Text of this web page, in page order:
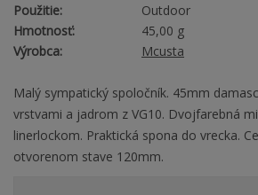
Použitie:
Outdoor
Hmotnosť:
45,00 g
Výrobca:
Mcusta
Malý sympatický spoločník. 45mm
vrstvami a jadrom z VG10. Dvojfarebná
linerlockom. Praktická spona do vrecka.
otvorenom stave 120mm.